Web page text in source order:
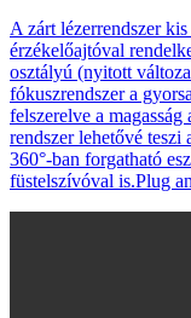
A zárt lézerrendszer
érzékelőajtóval
osztályú (nyitott
fókuszrendszer a
felszerelve a
rendszer lehetővé teszi
360°-ban forgatható
füstelszívóval is.Plug